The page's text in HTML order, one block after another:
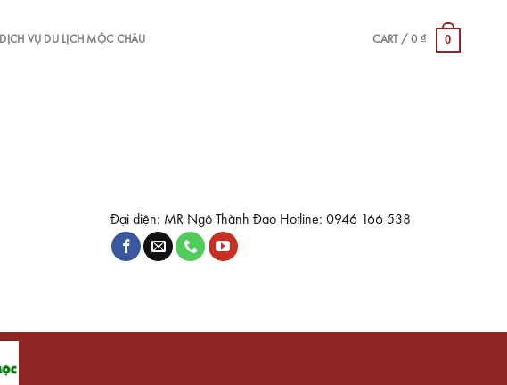
DỊCH VỤ DU LỊCH MỘC CHÂU CART /0 ₫ 0
Đại diện: MR Ngô Thành Đạo Hotline: 0946 166 538